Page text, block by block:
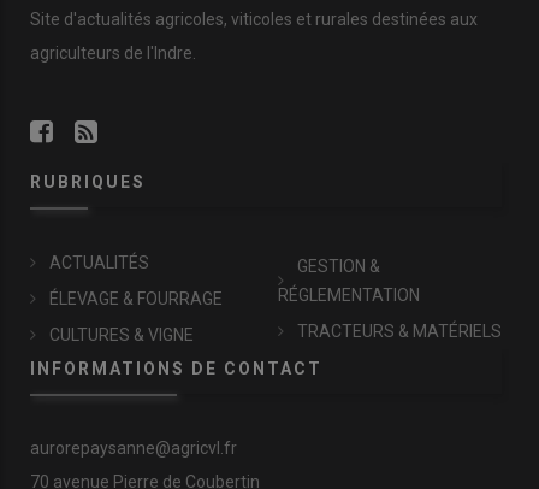
Site d'actualités agricoles, viticoles et rurales destinées aux
agriculteurs de l'Indre.
RUBRIQUES
ACTUALITÉS
ÉLEVAGE & FOURRAGE
CULTURES & VIGNE
GESTION &
RÉGLEMENTATION
TRACTEURS & MATÉRIELS
INFORMATIONS DE CONTACT
aurorepaysanne@agricvl.fr
70 avenue Pierre de Coubertin